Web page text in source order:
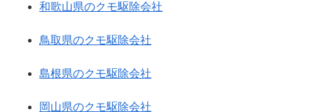
和歌山県のクモ駆除会社
鳥取県のクモ駆除会社
島根県のクモ駆除会社
岡山県のクモ駆除会社